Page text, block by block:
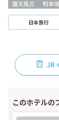
露天風呂
駐車
日本旅行
JR